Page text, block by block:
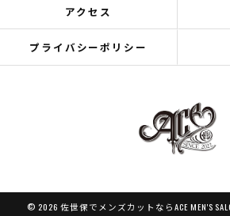
アクセス
プライバシーポリシー
© 2026 佐世保でメンズカットならACE MEN'S